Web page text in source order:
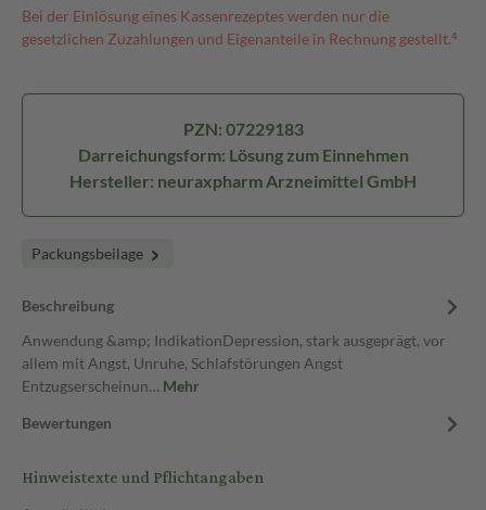
Bei der Einlösung eines Kassenrezeptes werden nur die
gesetzlichen Zuzahlungen und Eigenanteile in Rechnung gestellt.⁴
PZN: 07229183
Darreichungsform: Lösung zum Einnehmen
Hersteller: neuraxpharm Arzneimittel GmbH
Packungsbeilage
Beschreibung
Anwendung &amp; IndikationDepression, stark ausgeprägt, vor
allem mit Angst, Unruhe, Schlafstörungen Angst
Entzugserscheinun… Mehr
Bewertungen
Hinweistexte und Pflichtangaben